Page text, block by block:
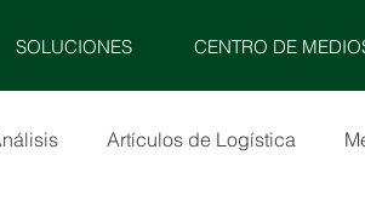
SOLUCIONES CENTRO DE
Artículos de Logística